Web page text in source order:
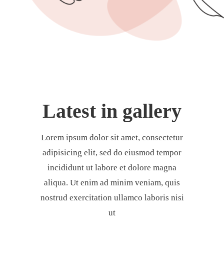
Latest in gallery
Lorem ipsum dolor sit amet, consectetur
adipisicing elit, sed do eiusmod tempor
incididunt ut labore et dolore magna
aliqua. Ut enim ad minim veniam, quis
nostrud exercitation ullamco laboris nisi
ut